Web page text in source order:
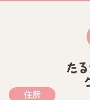
住所